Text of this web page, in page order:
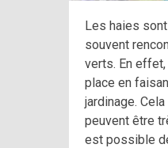
Les haies
souvent
verts. En
place en
jardinage.
peuvent être
est possible